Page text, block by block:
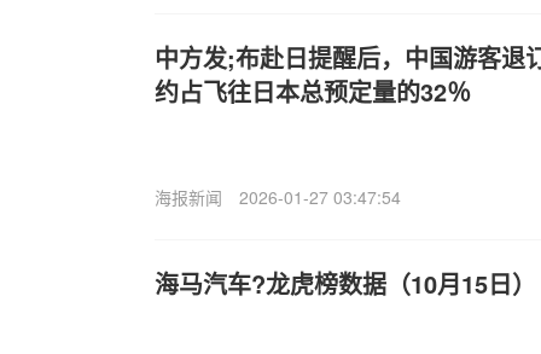
中方发;布赴日提醒后，中国游客退
约占飞往日本总预定量的32％
海报新闻 2026-01-27 03:47:54
海马汽车?龙虎榜数据（10月15日）